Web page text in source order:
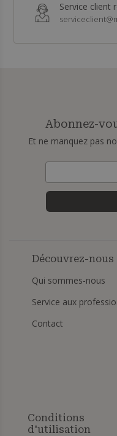
Service client
Abonnez-
Et ne manquez pas
Découvrez-nous
Qui sommes-nous
Service aux
Contact
Conditions
d'utilisation